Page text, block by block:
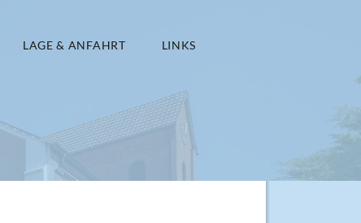
LAGE & ANFAHRT LINKS